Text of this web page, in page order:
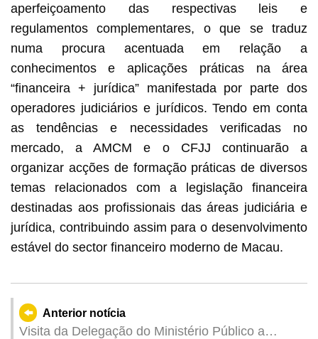
aperfeiçoamento das respectivas leis e
regulamentos complementares, o que se traduz
numa procura acentuada em relação a
conhecimentos e aplicações práticas na área
“financeira + jurídica” manifestada por parte dos
operadores judiciários e jurídicos. Tendo em conta
as tendências e necessidades verificadas no
mercado, a AMCM e o CFJJ continuarão a
organizar acções de formação práticas de diversos
temas relacionados com a legislação financeira
destinadas aos profissionais das áreas judiciária e
jurídica, contribuindo assim para o desenvolvimento
estável do sector financeiro moderno de Macau.
Anterior notícia
Visita da Delegação do Ministério Público a